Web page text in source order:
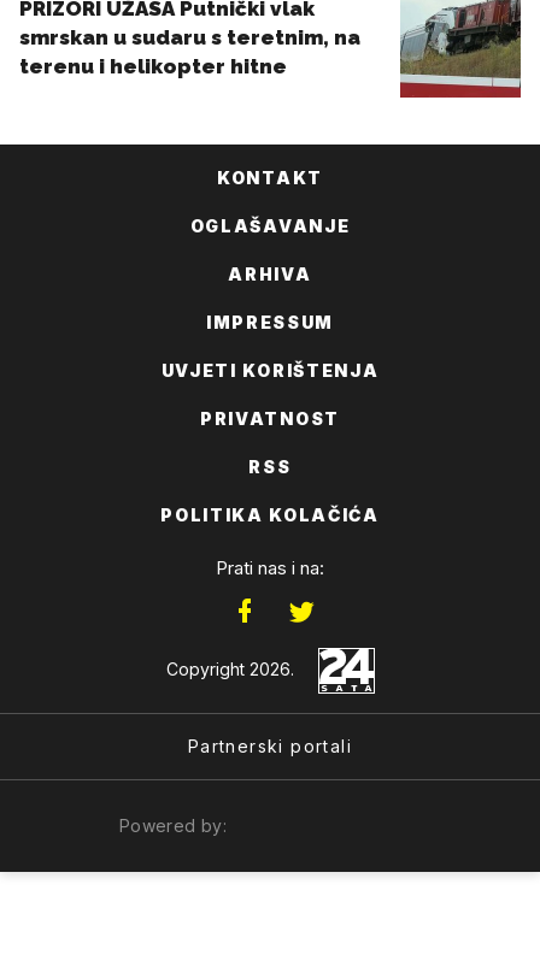
KONTAKT
OGLAŠAVANJE
ARHIVA
IMPRESSUM
UVJETI KORIŠTENJA
PRIVATNOST
RSS
POLITIKA KOLAČIĆA
Prati nas i na:
Copyright 2026.
Partnerski portali
Powered by: